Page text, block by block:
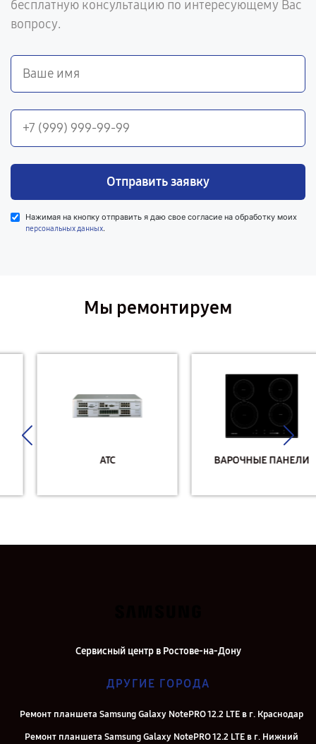
бесплатную консультацию по интересующему Вас
вопросу.
Отправить заявку
Нажимая на кнопку отправить я даю свое согласие на обработку моих
персональных данных.
Мы ремонтируем
ВАРОЧНЫЕ ПАНЕЛИ
Сервисный центр в Ростове-на-Дону
ДРУГИЕ ГОРОДА
Ремонт планшета Samsung Galaxy NotePRO 12.2 LTE в г. Краснодар
Ремонт планшета Samsung Galaxy NotePRO 12.2 LTE в г. Нижний